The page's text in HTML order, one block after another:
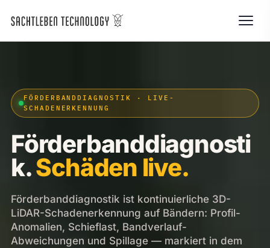
FÖRDERBANDDIAGNOSTIK · LIVE-
SCHADENERKENNUNG
Förderbanddiagnosti
k.Schäden live.
Förderbanddiagnostik ist kontinuierliche 3D-
LiDAR-Schadenerkennung auf Bändern: Profil-
Anomalien, Schieflast, Bandverlauf-
Abweichungen und Spillage — markiert in dem